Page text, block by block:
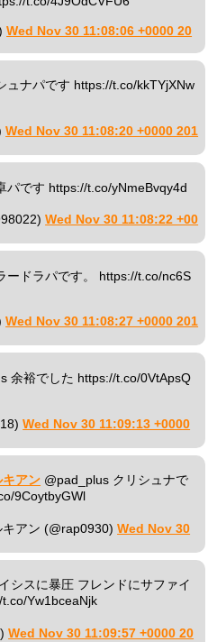
Wed Nov 30 11:08:06 +0000 20
ュナパです https://t.co/kkTYjXNw
Wed Nov 30 11:08:20 +0000 201
パです https://t.co/yNmeBvqy4d
Wed Nov 30 11:08:22 +00
ードラパです。 https://t.co/nc6S
Wed Nov 30 11:08:27 +0000 201
余裕でした https://t.co/0VtApsQ
Wed Nov 30 11:09:13 +0000
キアン @pad_plus クリシュナで
9CoytbyGWl
アン (@rap0930)Wed Nov 30
シスに暴圧 フレンドにサファイ
Yw1bceaNjk
Wed Nov 30 11:09:57 +0000 20